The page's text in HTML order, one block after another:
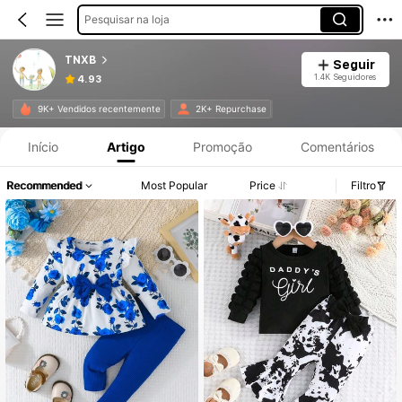
Pesquisar na loja
TNXB
4.93
Seguir
1.4K Seguidores
9K+ Vendidos recentemente 2K+ Repurchase
Informações do Produto: Divulgação de Preço, Vendas e Detalhes de Stock.
Início Artigo Promoção Comentários
Recommended Most Popular Price Filtro